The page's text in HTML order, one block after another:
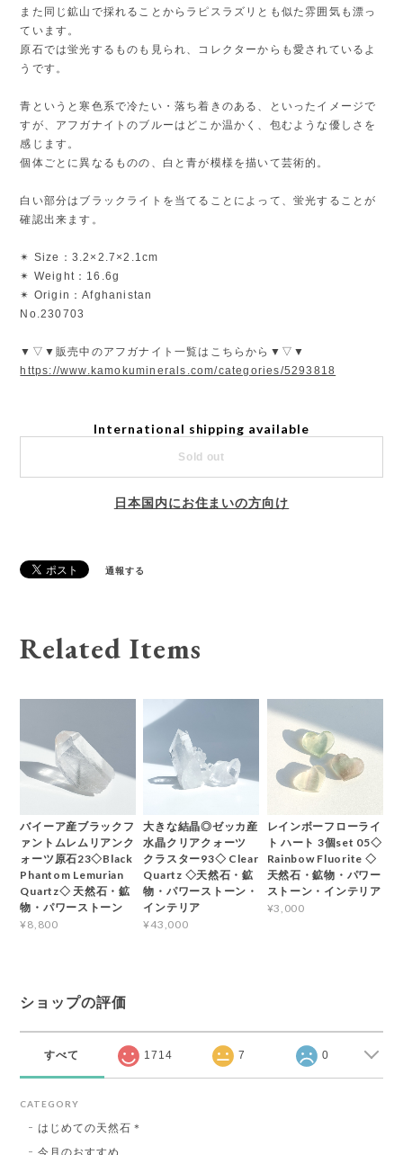
また同じ鉱山で採れることからラピスラズリとも似た雰囲気も漂っ
ています。
原石では蛍光するものも見られ、コレクターからも愛されているよ
うです。
青というと寒色系で冷たい・落ち着きのある、といったイメージで
すが、アフガナイトのブルーはどこか温かく、包むような優しさを
感じます。
個体ごとに異なるものの、白と青が模様を描いて芸術的。
白い部分はブラックライトを当てることによって、蛍光することが
確認出来ます。
✴︎ Size：3.2×2.7×2.1cm
✴︎ Weight：16.6g
✴︎ Origin：Afghanistan
No.230703
▼▽▼販売中のアフガナイト一覧はこちらから▼▽▼
https://www.kamokuminerals.com/categories/5293818
International shipping available
Sold out
日本国内にお住まいの方向け
通報する
Related Items
バイーア産ブラックフ
ァントムレムリアンク
ォーツ原石23◇Black
Phantom Lemurian
Quartz◇ 天然石・鉱
物・パワーストーン
¥8,800
大きな結晶◎ゼッカ産
水晶クリアクォーツ
クラスター93◇ Clear
Quartz ◇天然石・鉱
物・パワーストーン・
インテリア
¥43,000
レインボーフローライ
ト ハート 3個set 05◇
Rainbow Fluorite ◇
天然石・鉱物・パワー
ストーン・インテリア
¥3,000
ショップの評価
すべて 1714 7 0
CATEGORY
はじめての天然石＊
今月のおすすめ